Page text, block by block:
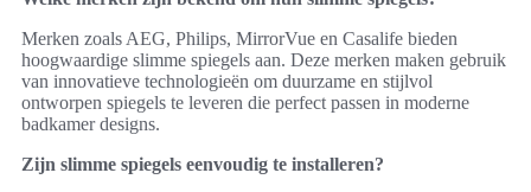
Merken zoals AEG, Philips, MirrorVue en Casalife bieden
hoogwaardige slimme spiegels aan. Deze merken maken gebruik
van innovatieve technologieën om duurzame en stijlvol
ontworpen spiegels te leveren die perfect passen in moderne
badkamer designs.
Zijn slimme spiegels eenvoudig te installeren?